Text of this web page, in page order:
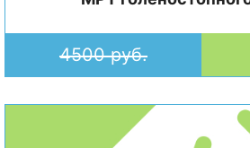
4500 руб.